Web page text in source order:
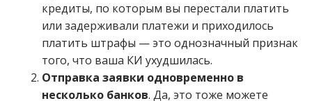
кредиты, по которым вы перестали платить
или задерживали платежи и приходилось
платить штрафы — это однозначный признак
того, что ваша КИ ухудшилась.
Отправка заявки одновременно в
несколько банков. Да, это тоже можете